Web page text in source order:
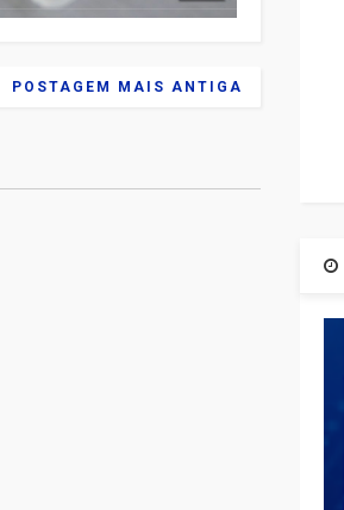
POSTAGEM MAIS ANTIGA